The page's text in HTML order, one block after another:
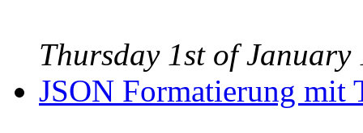
Thursday 1st of
JSON Formatierung mit